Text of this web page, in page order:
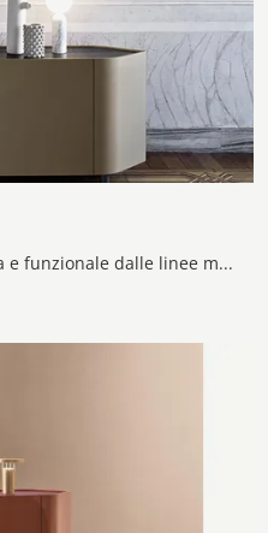
Cerchi una nuova madia bella e funzionale dalle linee moderne? Ti presentiamo il modello Gioberg Nickel di Alf Da Frè, realizzato in laccato opaco.